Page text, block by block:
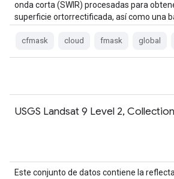
onda corta (SWIR) procesadas para
superficie ortorrectificada, así como una
cfmask cloud fmask global
USGS Landsat 9 Level 2,
Este conjunto de datos contiene la